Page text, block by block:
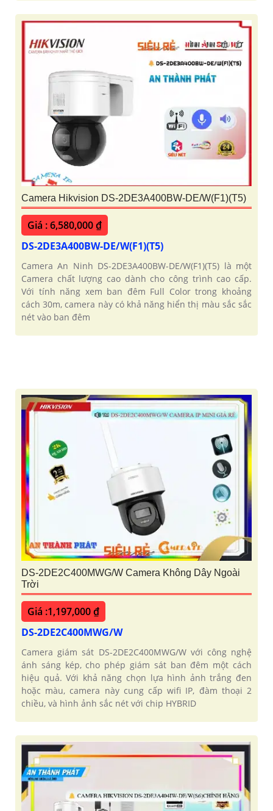
Camera Hikvision DS-2DE3A400BW-DE/W(F1)(T5)
Giá : 6,580,000 ₫
DS-2DE3A400BW-DE/W(F1)(T5)
Camera An Ninh DS-2DE3A400BW-DE/W(F1)(T5) là một
Camera chất lượng cao dành cho công trình cao cấp.
Với tính năng xem ban đêm Full Color trong khoảng
cách 30m, camera này có khả năng hiển thị màu sắc sắc
nét vào ban đêm
DS-2DE2C400MWG/W Camera Không Dây Ngoài
Trời
Giá :1,197,000 ₫
DS-2DE2C400MWG/W
Camera giám sát DS-2DE2C400MWG/W với công nghệ
ánh sáng kép, cho phép giám sát ban đêm một cách
hiệu quả. Với khả năng chọn lựa hình ảnh trắng đen
hoặc màu, camera này cung cấp wifi IP, đàm thoại 2
chiều, và hình ảnh sắc nét với chip HYBRID